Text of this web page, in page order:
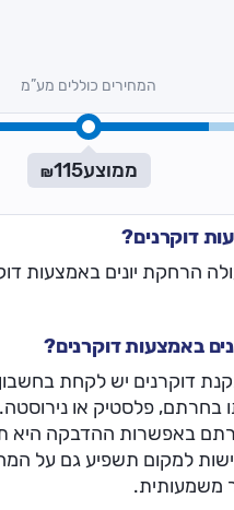
המחירים כוללים מע”מ
ממוצע ₪115
דוקרנים?
הרחקת יונים באמצעות
באמצעות דוקרנים?
דוקרנים יש לקחת
בחרתם, פלסטיק או
באפשרות ההדבקה היא
למקום תשפיע גם על
משמעותית.